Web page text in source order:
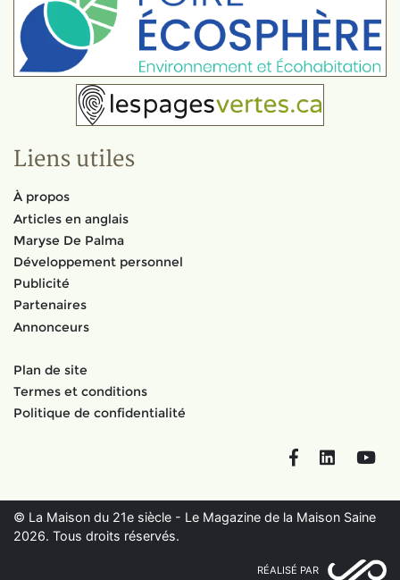
Liens utiles
À propos
Articles en anglais
Maryse De Palma
Développement personnel
Publicité
Partenaires
Annonceurs
Plan de site
Termes et conditions
Politique de confidentialité
FacebookLinkedIn
© La Maison du 21e siècle - Le Magazine de la Maison Saine
2026. Tous droits réservés.
RÉALISÉ PAR